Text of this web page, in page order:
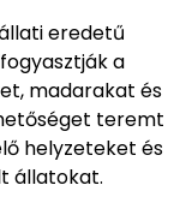
eredetű
a
madarakat és
teremt
helyzeteket és
állatokat.